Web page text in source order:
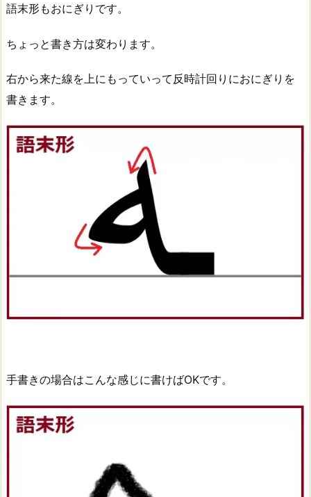
語末形もおにぎりです。
ちょっと書き方は変わります。
右から来た線を上にもっていって反時計回りにおにぎりを
書きます。
手書きの場合はこんな感じに書けばOKです。